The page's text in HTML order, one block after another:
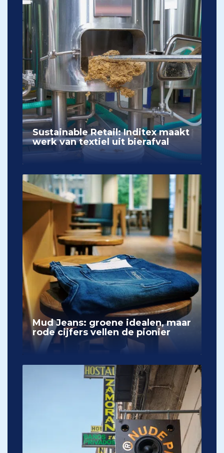
Sustainable Retail: Inditex maakt
werk van textiel uit bierafval
Mud Jeans: groene idealen, maar
rode cijfers vellen de pionier